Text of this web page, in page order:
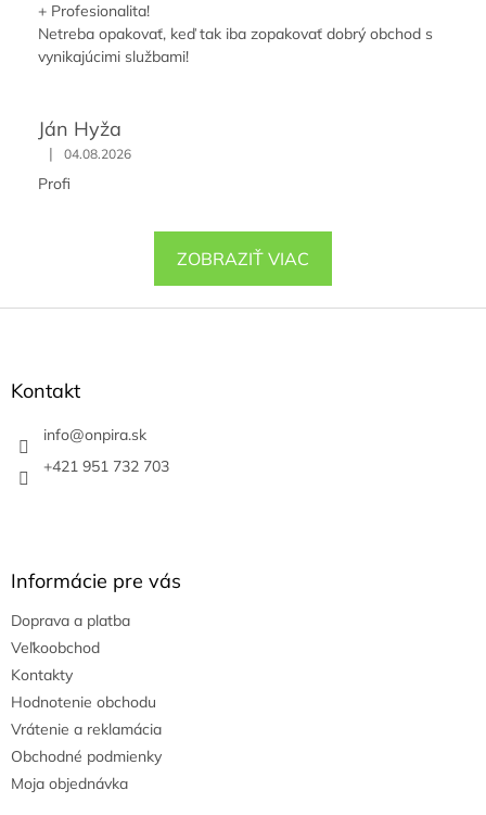
+ Profesionalita!
Netreba opakovať, keď tak iba zopakovať dobrý obchod s
vynikajúcimi službami!
Ján Hyža
| 04.08.2026
Profi
ZOBRAZIŤ VIAC
Z
Kontakt
info@onpira.sk
+421 951 732 703
Informácie pre vás
Doprava a platba
Veľkoobchod
Kontakty
Hodnotenie obchodu
Vrátenie a reklamácia
Obchodné podmienky
Moja objednávka